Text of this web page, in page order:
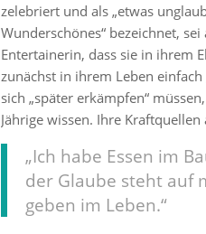
zelebriert und als „etwas
Wunderschönes“ bezeichnet,
Entertainerin, dass sie in ihrem
zunächst in ihrem Leben
sich „später erkämpfen“
Jährige wissen. Ihre
„Ich habe Essen im
der Glaube steht auf
geben im Leben.“